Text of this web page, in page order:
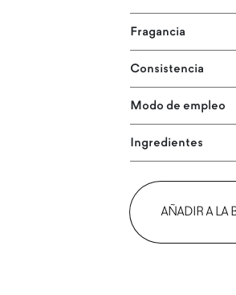
Fragancia
Consistencia
Modo de empleo
Ingredientes
AÑADIR A LA